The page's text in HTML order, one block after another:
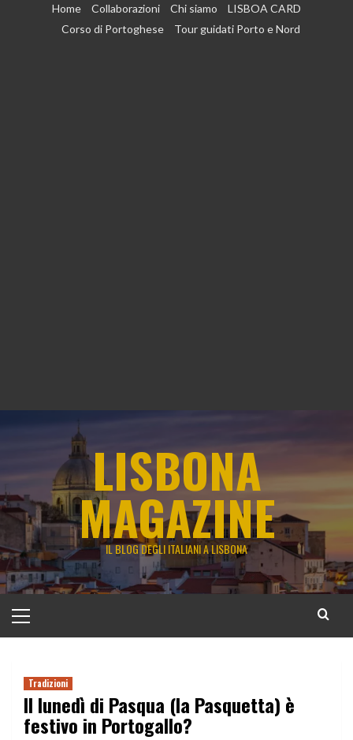
Home Collaborazioni Chi siamo
LISBOA CARD
Corso di Portoghese
Tour guidati Porto e Nord
LISBONA
MAGAZINE
IL BLOG DEGLI ITALIANI A LISBONA
principale
Tradizioni
Il lunedì di Pasqua (la Pasquetta) è
festivo in Portogallo?